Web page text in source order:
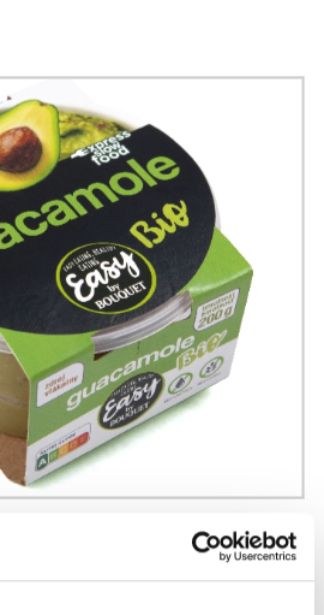
obsahuje 96 % avokáda a